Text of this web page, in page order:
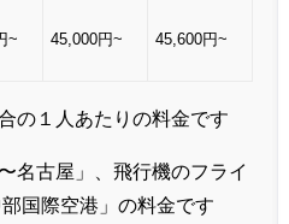
~ 45,000円~ 45,600円~
の１人あたりの料金です
名古屋」、飛行機のフライ
国際空港」の料金です